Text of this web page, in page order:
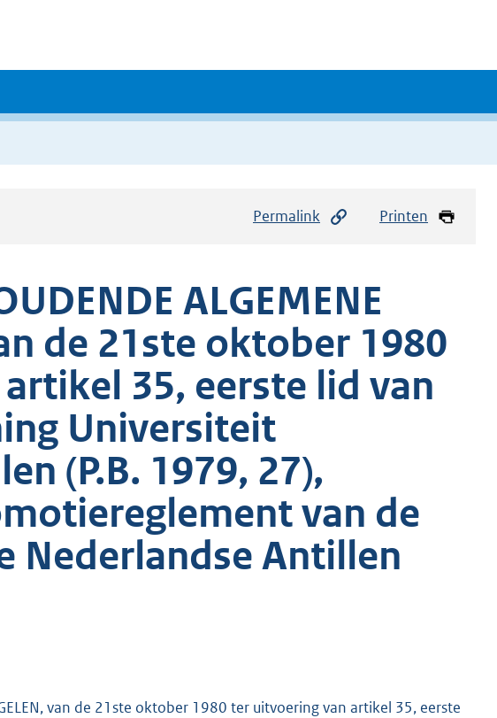
Permalink Printen
ALGEMENE
de 21ste oktober 1980
35, eerste lid van
Universiteit
(P.B. 1979, 27),
van de
Nederlandse Antillen
van de 21ste oktober 1980 ter uitvoering van artikel 35, eerste